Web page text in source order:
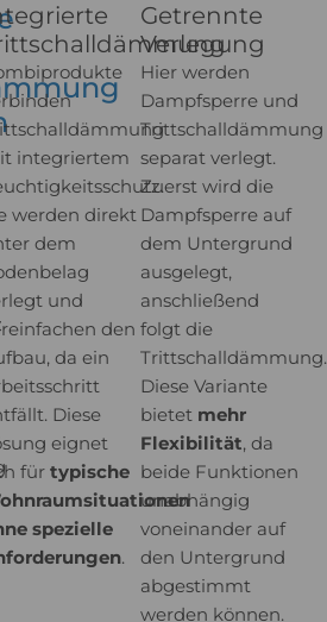
integriertem
werden direkt
dem
und
den
da ein
Diese
eignet
fürtypische
spezielle
.
Getrennte
Verlegung
Hier werden
Dampfsperre und
Trittschalldämmung
separat verlegt.
Zuerst wird die
Dampfsperre auf
dem Untergrund
ausgelegt,
anschließend
folgt die
Trittschalldämmung.
Diese Variante
bietet mehr
Flexibilität, da
beide Funktionen
unabhängig
voneinander auf
den Untergrund
abgestimmt
werden können.